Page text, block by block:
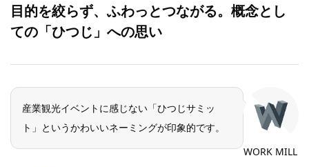
目的を絞らず、ふわっとつながる。概念とし
ての「ひつじ」への思い
産業観光イベントに感じない「ひつじサミッ
ト」というかわいいネーミングが印象的です。
WORK MILL